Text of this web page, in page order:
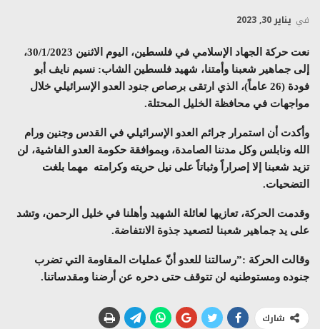
في يناير 30, 2023
نعت حركة الجهاد الإسلامي في فلسطين، اليوم الاثنين 30/1/2023،
إلى جماهير شعبنا وأمتنا، شهيد فلسطين الشاب: نسيم نايف أبو
فودة (26 عاماً)، الذي ارتقى برصاص جنود العدو الإسرائيلي خلال
مواجهات في محافظة الخليل المحتلة.
وأكدت أن استمرار جرائم العدو الإسرائيلي في القدس وجنين ورام
الله ونابلس وكل مدننا الصامدة، وبموافقة حكومة العدو الفاشية، لن
تزيد شعبنا إلا إصراراً وثباتاً على نيل حريته وكرامته مهما بلغت
التضحيات.
وقدمت الحركة، تعازيها لعائلة الشهيد وأهلنا في خليل الرحمن، وتشد
على يد جماهير شعبنا لتصعيد جذوة الانتفاضة.
وقالت الحركة :”رسالتنا للعدو أنّ عمليات المقاومة التي تضرب
جنوده ومستوطنيه لن تتوقف حتى دحره عن أرضنا ومقدساتنا.
شارك